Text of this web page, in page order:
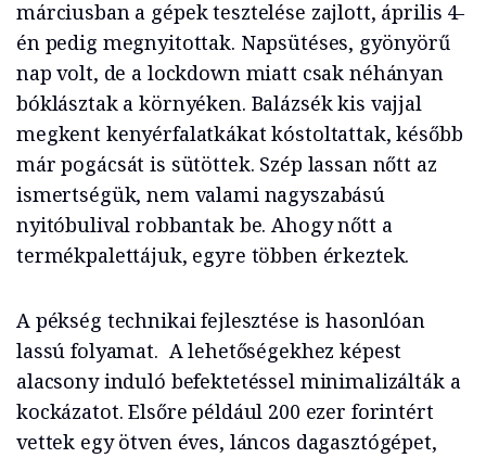
márciusban a gépek tesztelése zajlott, április 4-
én pedig megnyitottak. Napsütéses, gyönyörű
nap volt, de a lockdown miatt csak néhányan
bóklásztak a környéken. Balázsék kis vajjal
megkent kenyérfalatkákat kóstoltattak, később
már pogácsát is sütöttek. Szép lassan nőtt az
ismertségük, nem valami nagyszabású
nyitóbulival robbantak be. Ahogy nőtt a
termékpalettájuk, egyre többen érkeztek.
A pékség technikai fejlesztése is hasonlóan
lassú folyamat. A lehetőségekhez képest
alacsony induló befektetéssel minimalizálták a
kockázatot. Elsőre például 200 ezer forintért
vettek egy ötven éves, láncos dagasztógépet,